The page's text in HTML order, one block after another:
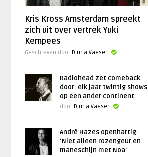
Kris Kross Amsterdam spreekt
zich uit over vertrek Yuki
Kempees
Geschreven door Djuna Vaesen
Radiohead zet comeback
door: elk jaar twintig shows
op een ander continent
door Djuna Vaesen
André Hazes openhartig:
‘Niet alleen rozengeur en
maneschijn met Noa’